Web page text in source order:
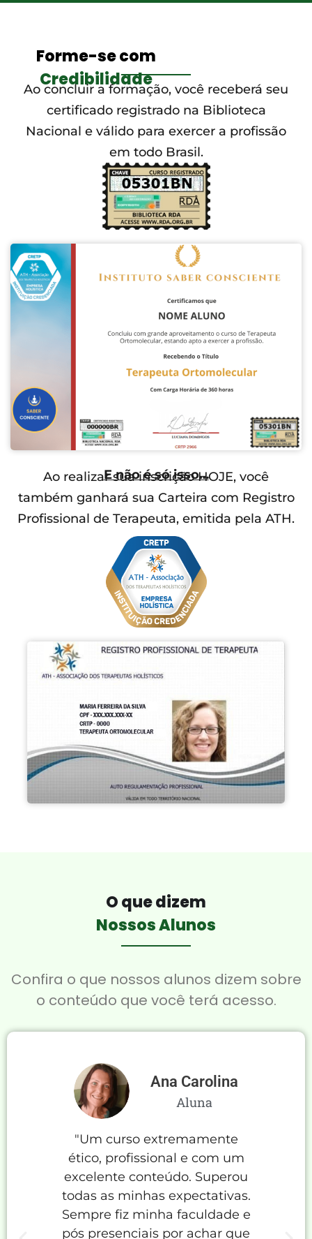
Forme-se com
Credibilidade
Ao concluir a formação, você receberá seu
certificado registrado na Biblioteca
Nacional e válido para exercer a profissão
em todo Brasil.
E não é só isso…
Ao realizar sua inscrição HOJE, você
também ganhará sua Carteira com Registro
Profissional de Terapeuta, emitida pela ATH.
O que dizem
Nossos Alunos
Confira o que nossos alunos dizem sobre
o conteúdo que você terá acesso.
"Um curso extremamente
ético, profissional e com um
excelente conteúdo. Superou
todas as minhas expectativas.
Sempre fiz minha faculdade e
pós presenciais por achar que
Ana Carolina
Aluna